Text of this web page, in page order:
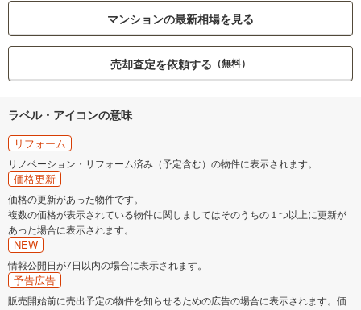
マンションの最新相場を見る
売却査定を依頼する （無料）
ラベル・アイコンの意味
リフォーム
リノベーション・リフォーム済み（予定含む）の物件に表示されます。
価格更新
価格の更新があった物件です。
複数の価格が表示されている物件に関しましてはそのうちの１つ以上に更新が
あった場合に表示されます。
NEW
情報公開日が7日以内の場合に表示されます。
予告広告
販売開始前に売出予定の物件を知らせるための広告の場合に表示されます。価